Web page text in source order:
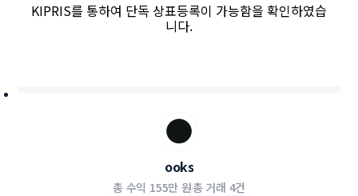
KIPRIS를 통하여 단독 상표등록이 가능함을 확인하였습
니다.
ooks
총 수익 155만 원총 거래 4건